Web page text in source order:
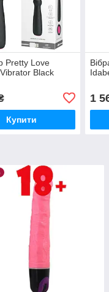
Pretty Love
Black
Купити
1